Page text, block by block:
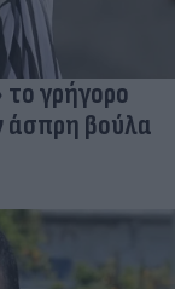
γρήγορο
άσπρη βούλα